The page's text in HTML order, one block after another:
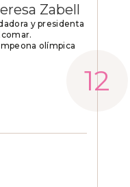
Zabell
y presidenta
olímpica